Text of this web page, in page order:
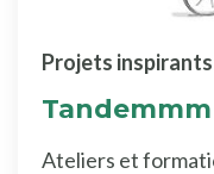
Projets inspirants
Ateliers et